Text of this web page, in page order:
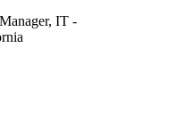
IT -